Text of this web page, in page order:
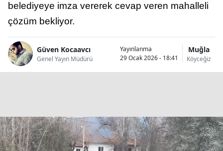
belediyeye imza vererek cevap veren mahalleli
çözüm bekliyor.
Güven Kocaavcı
Genel Yayın Müdürü
Yayınlanma
29 Ocak 2026 - 18:41
Muğla
Köyceğiz